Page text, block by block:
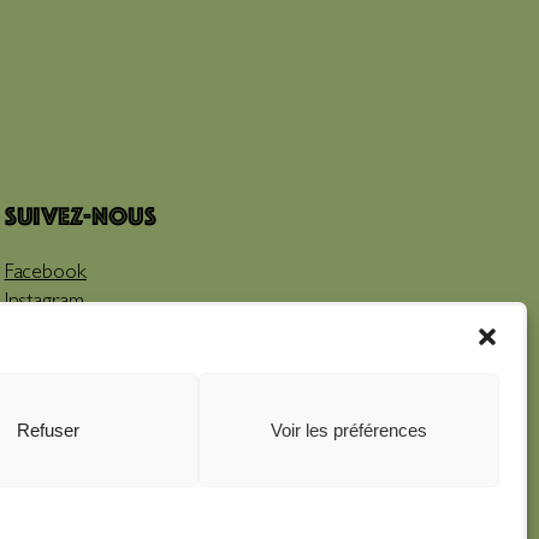
Refuser Voir les préférences
Suivez-nous
Facebook
Instagram